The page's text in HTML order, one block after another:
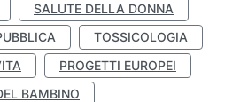
SALUTE DELLA DONNA
TOSSICOLOGIA
PROGETTI EUROPEI
BAMBINO